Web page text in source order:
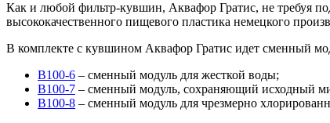
Как и любой фильтр-кувшин, Аквафор Гратис, не требуя
высококачественного пищевого пластика немецкого
В комплекте с кувшином Аквафор Гратис идет сменный
B100-6 – сменный модуль для жесткой воды;
B100-7 – сменный модуль, сохраняющий исходный
B100-8 – сменный модуль для чрезмерно